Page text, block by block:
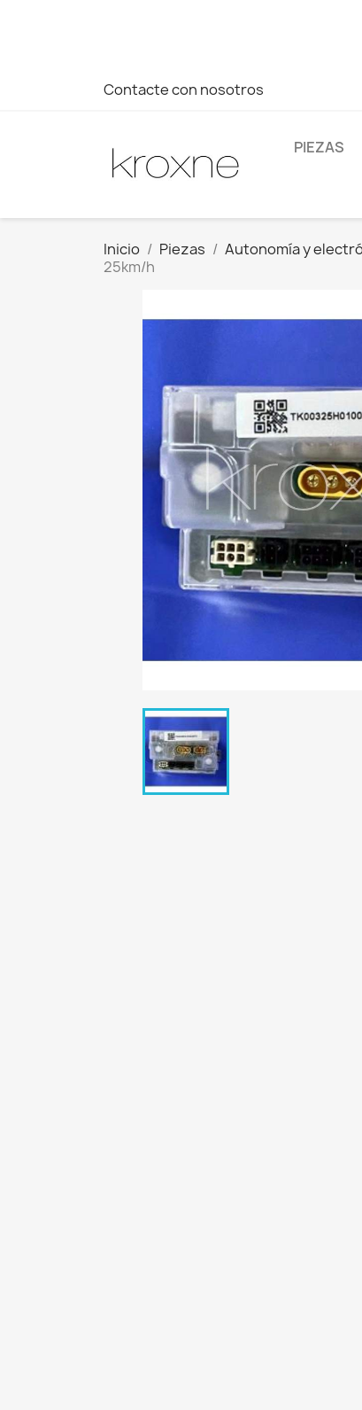
Contacte con nosotros
PIEZAS
Inicio Piezas Autonomía y
25km/h